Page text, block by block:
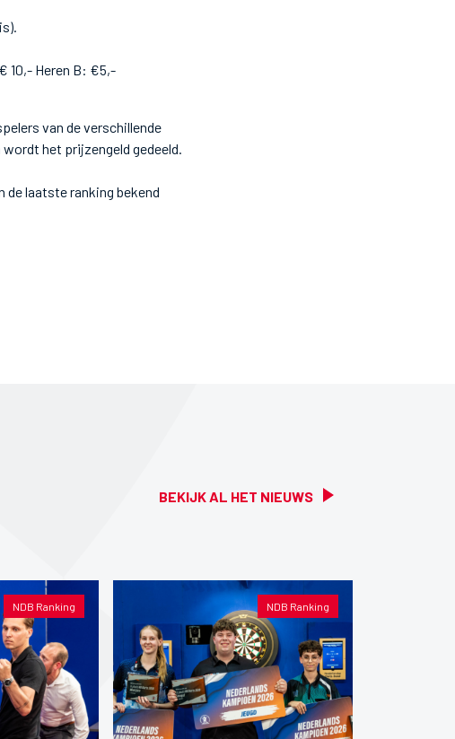
10,- Heren B: €5,-
van de verschillende
het prijzengeld gedeeld.
de laatste ranking bekend
BEKIJK AL HET NIEUWS
NDB Ranking NDB Ranking